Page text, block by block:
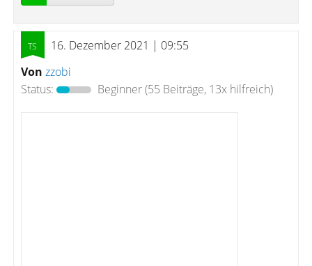
16. Dezember 2021 | 09:55
Von zzobi
Status:
Beginner(55 Beiträge, 13x hilfreich)